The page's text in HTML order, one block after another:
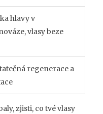
hlavy v
vlasy beze
regenerace a
zjisti, co tvé vlasy